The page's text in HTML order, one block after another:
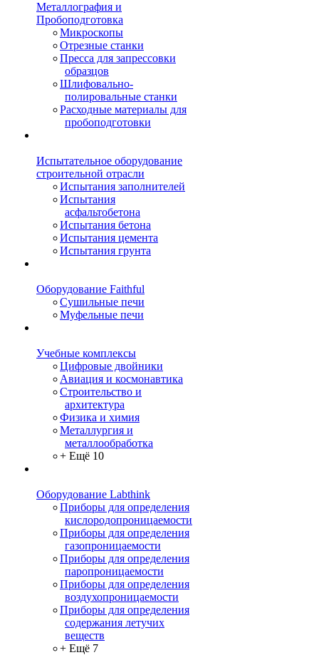
Металлография и
Пробоподготовка
Микроскопы
Отрезные станки
Пресса для запрессовки
образцов
Шлифовально-
полировальные станки
Расходные материалы для
пробоподготовки
Испытательное оборудование
строительной отрасли
Испытания заполнителей
Испытания
асфальтобетона
Испытания бетона
Испытания цемента
Испытания грунта
Оборудование Faithful
Сушильные печи
Муфельные печи
Учебные комплексы
Цифровые двойники
Авиация и космонавтика
Строительство и
архитектура
Физика и химия
Металлургия и
металлообработка
+ Ещё 10
Оборудование Labthink
Приборы для определения
кислородопроницаемости
Приборы для определения
газопроницаемости
Приборы для определения
паропроницаемости
Приборы для определения
воздухопроницаемости
Приборы для определения
содержания летучих
веществ
+ Ещё 7